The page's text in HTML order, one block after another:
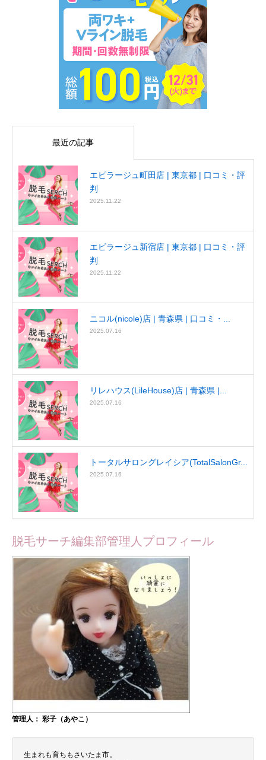
最近の記事
エピラージュ町田店 | 東京都 | 口コミ・評
判
2025.11.22
エピラージュ新宿店 | 東京都 | 口コミ・評
判
2025.11.22
ニコル(nicole)店 | 青森県 | 口コミ・...
2025.07.16
リレハウス(LileHouse)店 | 青森県 |...
2025.07.16
トータルサロングレイシア(TotalSalonGr...
2025.07.16
脱毛サーチ編集部管理人プロフィール
管理人： 彩子（あやこ）
生まれも育ちもさいたま市。